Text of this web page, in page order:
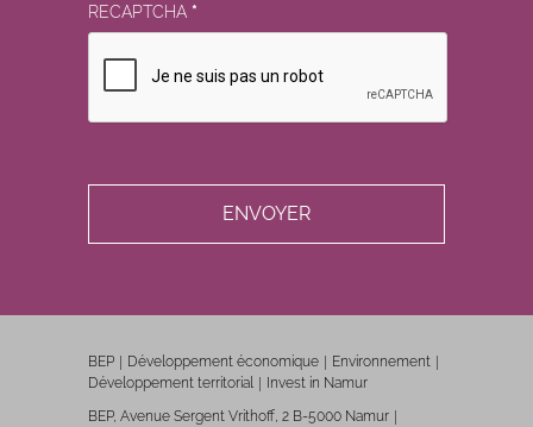
RECAPTCHA *
BEP Développement économique
Environnement
Développement territorial
Invest in Namur
BEP, Avenue Sergent Vrithoff, 2 B-5000 Namur